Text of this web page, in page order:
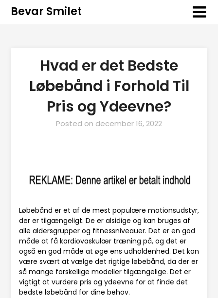
Bevar Smilet
Hvad er det Bedste
Løbebånd i Forhold Til
Pris og Ydeevne?
Posted on december 16, 2022
Løbebånd er et af de mest populære motionsudstyr,
der er tilgængeligt. De er alsidige og kan bruges af
alle aldersgrupper og fitnessniveauer. Det er en god
måde at få kardiovaskulær træning på, og det er
også en god måde at øge ens udholdenhed. Det kan
være svært at vælge det rigtige løbebånd, da der er
så mange forskellige modeller tilgængelige. Det er
vigtigt at vurdere pris og ydeevne for at finde det
bedste løbebånd for dine behov.